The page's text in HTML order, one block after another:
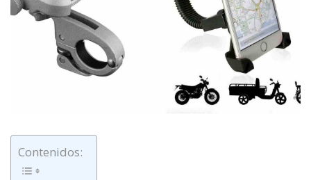
Contenidos: